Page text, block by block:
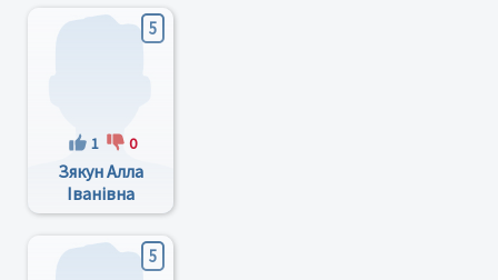
5
1 0
Зякун Алла
Іванівна
5